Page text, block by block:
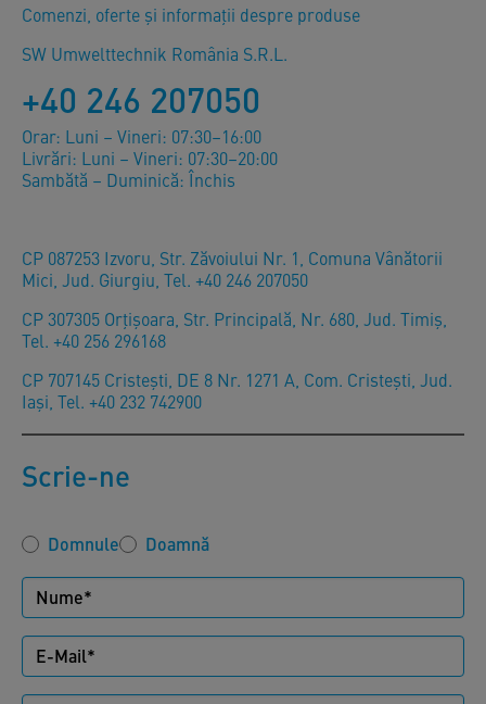
Comenzi, oferte și informații despre produse
SW Umwelttechnik România S.R.L.
+40 246 207050
Orar: Luni – Vineri: 07:30–16:00
Livrări: Luni – Vineri: 07:30–20:00
Sambătă – Duminică: Închis
CP 087253 Izvoru, Str. Zăvoiului Nr. 1, Comuna Vânătorii
Mici, Jud. Giurgiu, Tel. +40 246 207050
CP 307305 Orţişoara, Str. Principală, Nr. 680, Jud. Timiş,
Tel. +40 256 296168
CP 707145 Cristești, DE 8 Nr. 1271 A, Com. Cristești, Jud.
Iași, Tel. +40 232 742900
Scrie-ne
Domnule Doamnă